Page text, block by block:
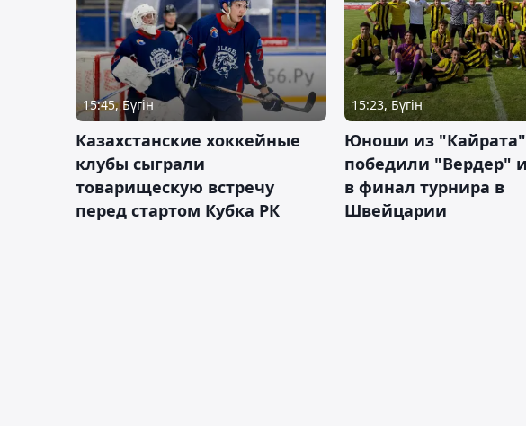
15:45, Бүгін
Казахстанские хоккейные
клубы сыграли
товарищескую встречу
перед стартом Кубка РК
15:23, Бүгін
Юноши из "Кайрата"
победили "Вердер"
в финал турнира в
Швейцарии